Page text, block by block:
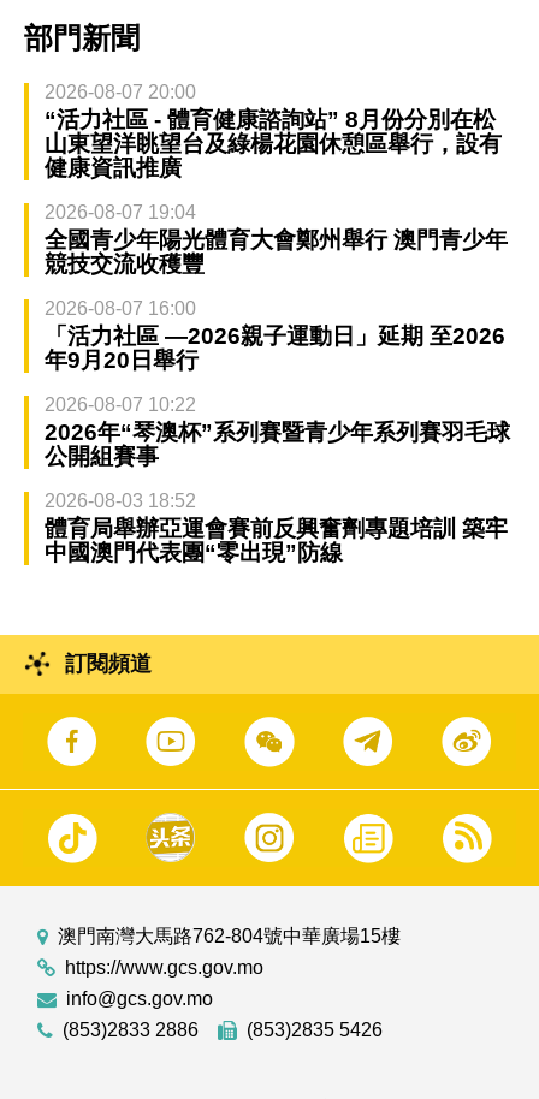
部門新聞
2026-08-07 20:00
“活力社區 - 體育健康諮詢站” 8月份分別在松
山東望洋眺望台及綠楊花園休憩區舉行，設有
健康資訊推廣
2026-08-07 19:04
全國青少年陽光體育大會鄭州舉行 澳門青少年
競技交流收穫豐
2026-08-07 16:00
「活力社區 —2026親子運動日」延期 至2026
年9月20日舉行
2026-08-07 10:22
2026年“琴澳杯”系列賽暨青少年系列賽羽毛球
公開組賽事
2026-08-03 18:52
體育局舉辦亞運會賽前反興奮劑專題培訓 築牢
中國澳門代表團“零出現”防線
訂閱頻道
澳門南灣大馬路762-804號中華廣場15樓
https://www.gcs.gov.mo
info@gcs.gov.mo
(853)2833 2886
(853)2835 5426